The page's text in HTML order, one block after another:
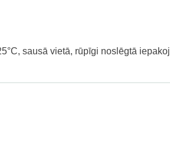
sausā vietā, rūpīgi noslēgtā